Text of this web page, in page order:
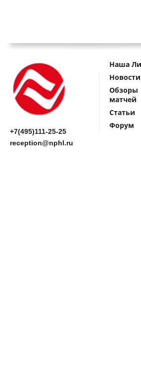
+7(495)111-25-25
reception@nphl.ru
Наша
Новости
Обзоры
матчей
Статьи
Форум